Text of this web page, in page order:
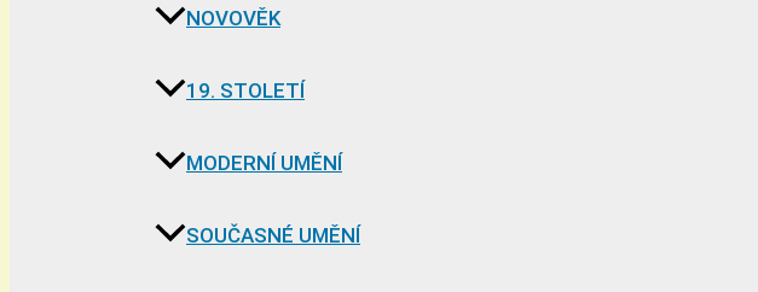
NOVOVĚK
19. STOLETÍ
MODERNÍ UMĚNÍ
SOUČASNÉ UMĚNÍ